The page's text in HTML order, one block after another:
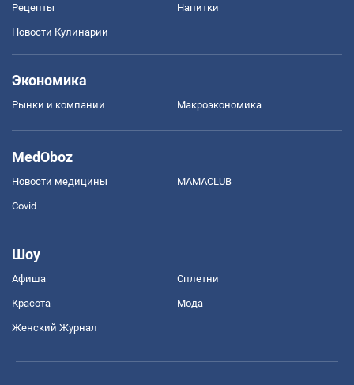
Рецепты Напитки
Новости Кулинарии
Экономика
Рынки и компании Mакроэкономика
MedOboz
Новости медицины MAMACLUB
Covid
Шоу
Афиша Сплетни
Красота Мода
Женский Журнал